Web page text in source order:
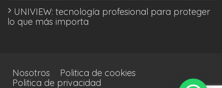
UNIVIEW: tecnología profesional para proteger
lo que más importa
Nosotros
Politica de cookies
Politica de privacidad